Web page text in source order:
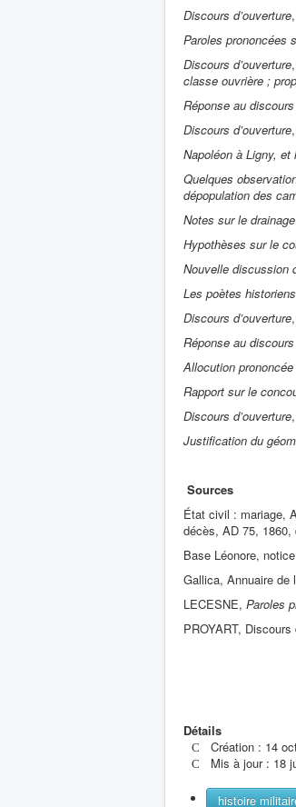
Discours d’ouverture
Paroles prononcées
Discours d’ouverture
classe ouvrière ;
Réponse au
Discours d’ouverture
Napoléon à Ligny,
Quelques
dépopulation des
Notes sur le
Hypothèses sur le
Nouvelle discussion
Les poètes
Discours d’ouverture
Réponse au
Allocution
Rapport sur le
Discours d’ouverture
Justification du
Sources
État civil : mariage,
décès, AD 75,
Base Léonore,
Gallica, Annuaire de
LECESNE, Paroles
PROYART,
Détails
Création : 14
Mis à jour : 18
histoire